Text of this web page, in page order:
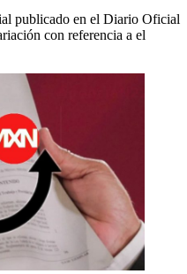
publicado en el Diario Oficial
con referencia a el